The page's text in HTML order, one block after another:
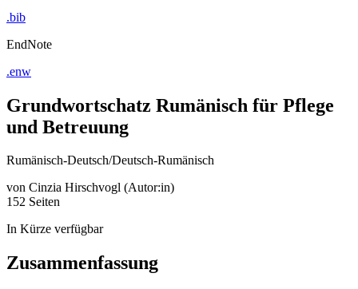
.bib
EndNote
.enw
Grundwortschatz Rumänisch für Pflege
und Betreuung
Rumänisch-Deutsch/Deutsch-Rumänisch
von Cinzia Hirschvogl (Autor:in)
152 Seiten
In Kürze verfügbar
Zusammenfassung